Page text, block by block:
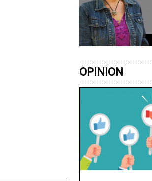
OPINION